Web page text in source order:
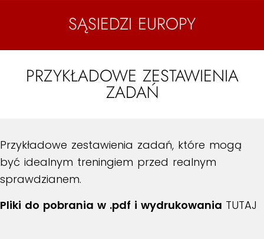
SĄSIEDZI EUROPY
PRZYKŁADOWE ZESTAWIENIA
ZADAŃ
Przykładowe zestawienia zadań, które mogą
być idealnym treningiem przed realnym
sprawdzianem.
Pliki do pobrania w .pdf i wydrukowania TUTAJ